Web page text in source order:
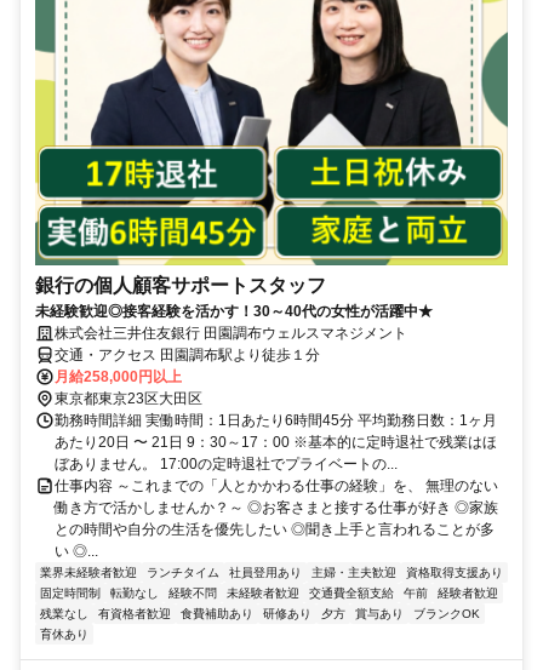
銀行の個人顧客サポートスタッフ
未経験歓迎◎接客経験を活かす！30～40代の女性が活躍中★
株式会社三井住友銀行 田園調布ウェルスマネジメント
交通・アクセス 田園調布駅より徒歩１分
月給258,000円以上
東京都東京23区大田区
勤務時間詳細 実働時間：1日あたり6時間45分 平均勤務日数：1ヶ月
あたり20日 〜 21日 9：30～17：00 ※基本的に定時退社で残業はほ
ぼありません。 17:00の定時退社でプライベートの...
仕事内容 ～これまでの「人とかかわる仕事の経験」を、 無理のない
働き方で活かしませんか？～ ◎お客さまと接する仕事が好き ◎家族
との時間や自分の生活を優先したい ◎聞き上手と言われることが多
い ◎...
業界未経験者歓迎 ランチタイム 社員登用あり 主婦・主夫歓迎
資格取得支援あり
固定時間制
転勤なし 経験不問 未経験者歓迎 交通費全額支給 午前
経験者歓迎
残業なし
有資格者歓迎 食費補助あり 研修あり 夕方 賞与あり
ブランクOK
育休あり